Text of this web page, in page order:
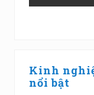
Sidebar
chính
Kinh
nổi bật